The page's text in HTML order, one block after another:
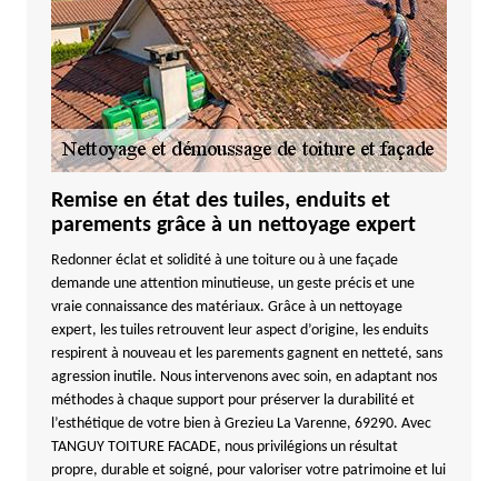
Remise en état des tuiles, enduits et
parements grâce à un nettoyage expert
Redonner éclat et solidité à une toiture ou à une façade
demande une attention minutieuse, un geste précis et une
vraie connaissance des matériaux. Grâce à un nettoyage
expert, les tuiles retrouvent leur aspect d’origine, les enduits
respirent à nouveau et les parements gagnent en netteté, sans
agression inutile. Nous intervenons avec soin, en adaptant nos
méthodes à chaque support pour préserver la durabilité et
l’esthétique de votre bien à Grezieu La Varenne, 69290. Avec
TANGUY TOITURE FACADE, nous privilégions un résultat
propre, durable et soigné, pour valoriser votre patrimoine et lui